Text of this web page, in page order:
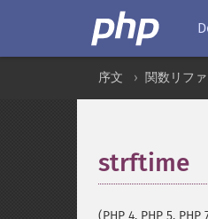
序文 関数リフ
strftime
(PHP 4, PHP 5, PHP